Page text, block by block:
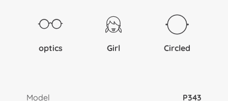
optics Girl Circled
Model P343